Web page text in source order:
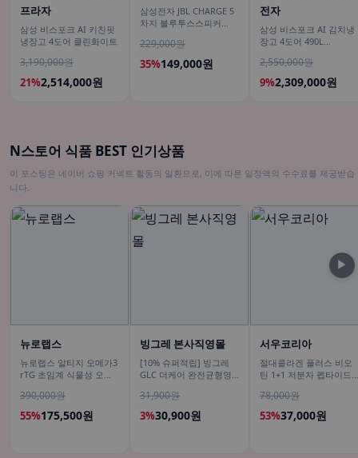
프라자
삼성 비스포크 AI 키친핏
냉장고 4도어 클린화이트
3,190,000원
21%2,514,000원
삼성전자 JBL CHARGE 5
차지 블루투스스피커
229,000원
35%149,000원
전자
삼성 비스포크 AI 김치냉
장고 4도어 490L
이트 유산균아삭 숙성모
드
2,550,000원
9%2,309,000원
N스토어 식품 BEST 인기상품
이 포스팅은 네이버 쇼핑 커넥트 활동의 일환으로, 이에 따른 일정액의 수수료를 제공받습
니다.
뉴로랩스
뉴로랩스 알티지 오메가3
rTG 초임계 식물성 오메
캡슐, 6개
390,000원
55%175,500원
빙그레 본사직영몰
[10% 슈퍼적립] 빙그레
GLC 더케어 완전균형영
개
31,900원
3%30,900원
서우코리아
절대콜라겐 플러스 비오
틴 1+1 저분자 펩타이드
120g
78,000원
53%37,000원
▶